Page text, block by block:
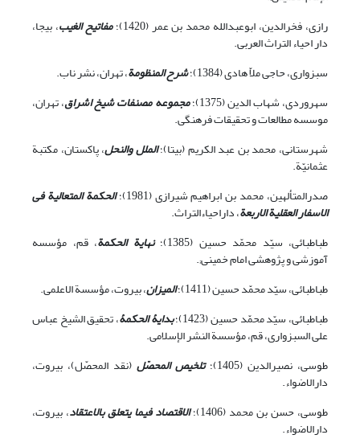
رازى، فخرالدین، ابوعبدالله محمد بن عمر (1420)؛
مفاتیح الغیب،‏ بی‏جا،
دار احیاء التراث العربى.
سبزواری، حاجی ملاّ هادی (1384)؛
شرح المنظومة، تهران، نشر ناب.
سهروردی، شهاب الدین (1375)؛
مجموعه مصنفات شیخ اشراق، تهران،
موسسه مطالعات و تحقیقات فرهنگى.
شهرستانی، محمد بن عبد الکریم (بی‏تا)؛الملل والنحل، پاکستان، مکتبة
عثمانیّة.
صدرالمتألهین‏، محمد بن ابراهیم شیرازی (1981)؛
الحکمة المتعالیة فى
الاسفار العقلیة الاربعة، داراحیاء‏التراث.
طباطبائی، سیّد محمّد حسین (1385)؛
نهایة الحکمة، قم، مؤسسه
آموزشی و پژوهشی امام خمینی;.
طباطبائی، سیّد محمّد حسین (1411)؛
المیزان، بیروت، مؤسسة الاعلمی.
طباطبائی، سیّد محمّد حسین (1423)؛
بدایۀ الحکمۀ، تحقیق الشیخ عباس
علی السبزواری، قم، مؤسسة النشر الإسلامی.
طوسی، نصیرالدین (1405)؛
تلخیص المحصّل (نقد المحصّل)، بیروت،
دارالاضواء.
طوسی، حسن بن محمد (1406)؛
الاقتصاد فیما یتعلق بالاعتقاد، بیروت،
دارالاضواء.